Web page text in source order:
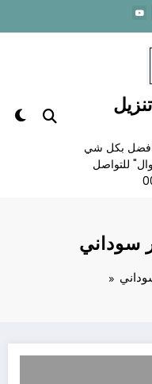
افضل بكل شي
للتواصل
سوداني